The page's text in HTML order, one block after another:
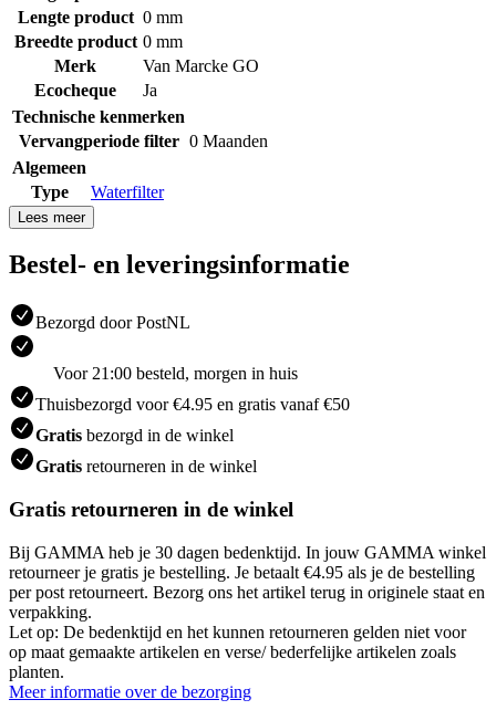
Lengte product 0 mm
Breedte product 0 mm
Merk
Van Marcke GO
Ecocheque
Ja
Technische kenmerken
Vervangperiode filter 0 Maanden
Algemeen
Type
Waterfilter
Lees meer
Bestel- en leveringsinformatie
Bezorgd door PostNL
Voor 21:00 besteld, morgen in huis
Thuisbezorgd voor €4.95 en gratis vanaf €50
Gratis bezorgd in de winkel
Gratis retourneren in de winkel
Gratis retourneren in de winkel
Bij GAMMA heb je 30 dagen bedenktijd. In jouw GAMMA winkel
retourneer je gratis je bestelling. Je betaalt €4.95 als je de bestelling
per post retourneert. Bezorg ons het artikel terug in originele staat en
verpakking.
Let op: De bedenktijd en het kunnen retourneren gelden niet voor
op maat gemaakte artikelen en verse/ bederfelijke artikelen zoals
planten.
Meer informatie over de bezorging